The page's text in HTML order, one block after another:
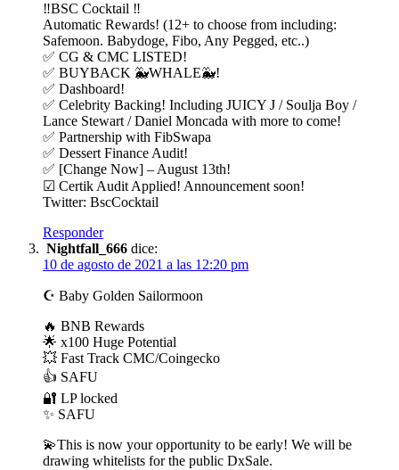
‼️BSC Cocktail ‼️
Automatic Rewards! (12+ to choose from including:
Safemoon. Babydoge, Fibo, Any Pegged, etc..)
✅ CG & CMC LISTED!
✅ BUYBACK 🐳WHALE🐳!
✅ Dashboard!
✅ Celebrity Backing! Including JUICY J / Soulja Boy /
Lance Stewart / Daniel Moncada with more to come!
✅ Partnership with FibSwapa
✅ Dessert Finance Audit!
✅ [Change Now] – August 13th!
☑ Certik Audit Applied! Announcement soon!
Twitter: BscCocktail
Responder
Nightfall_666 dice:
10 de agosto de 2021 a las 12:20 pm
☪️ Baby Golden Sailormoon
🔥 BNB Rewards
🌟 x100 Huge Potential
💥 Fast Track CMC/Coingecko
👍 SAFU
🔐 LP locked
✨ SAFU
💫This is now your opportunity to be early! We will be
drawing whitelists for the public DxSale.